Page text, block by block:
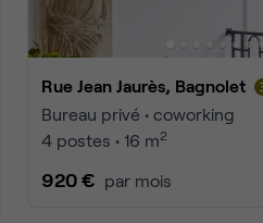
Rue Jean Jaurès, Bagnolet
Bureau privé • coworking
4 postes • 16 m2
920 € par mois